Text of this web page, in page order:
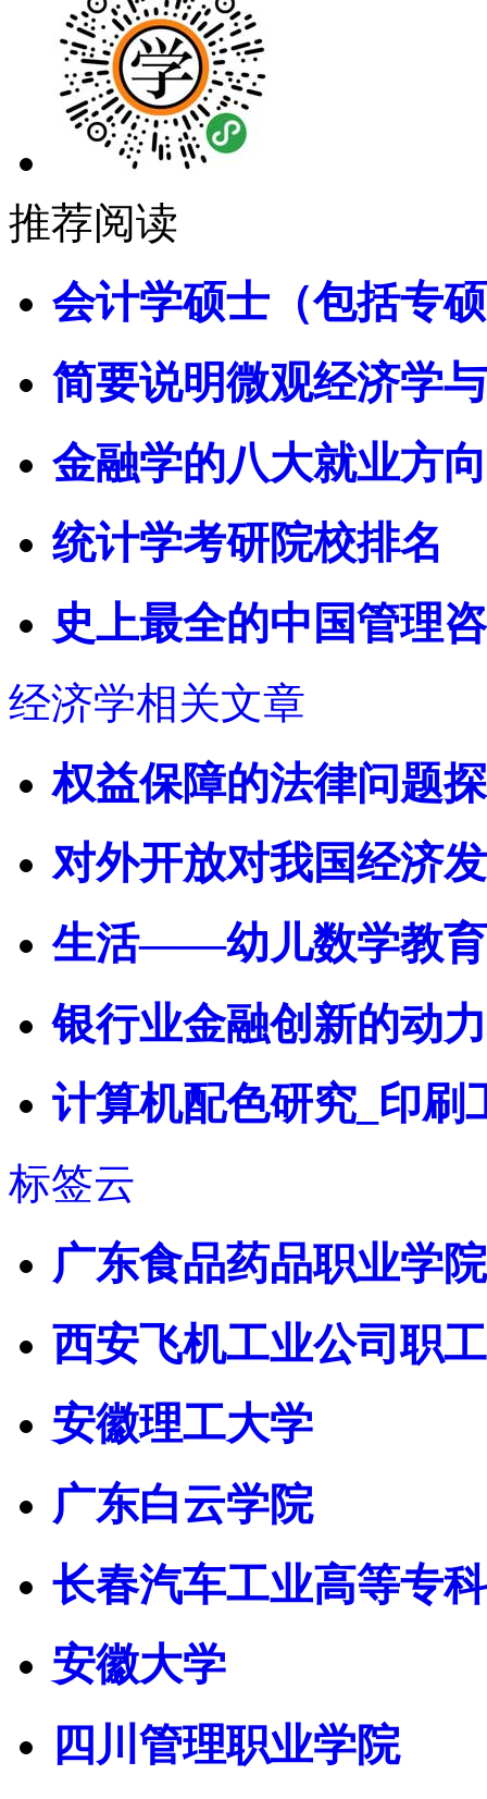
推荐阅读
会计学硕士（包括专
简要说明微观经济学
金融学的八大就业方
统计学考研院校排名
史上最全的中国管理
经济学相关文章
权益保障的法律问题
对外开放对我国经济
生活——幼儿数学教育
银行业金融创新的动
计算机配色研究_印刷
标签云
广东食品药品职业学院
西安飞机工业公司职
安徽理工大学
广东白云学院
长春汽车工业高等专
安徽大学
四川管理职业学院